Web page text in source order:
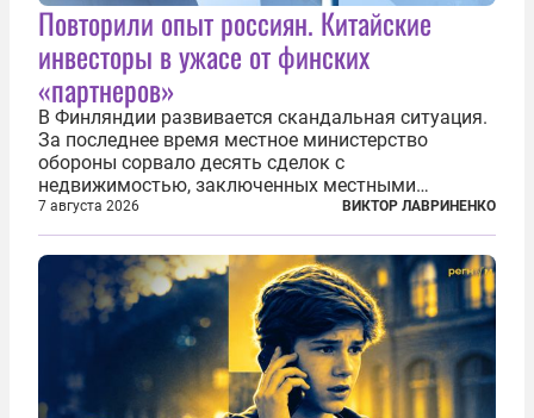
Повторили опыт россиян. Китайские
инвесторы в ужасе от финских
«партнеров»
В Финляндии развивается скандальная ситуация.
За последнее время местное министерство
обороны сорвало десять сделок с
недвижимостью, заключенных местными
фирмами с китайским капиталом. Чиновники
заявили, что они могли заключаться с целью
создания в Финляндии шпионской сети, чтобы
следить за...
7 августа 2026 ВИКТОР ЛАВРИНЕНКО